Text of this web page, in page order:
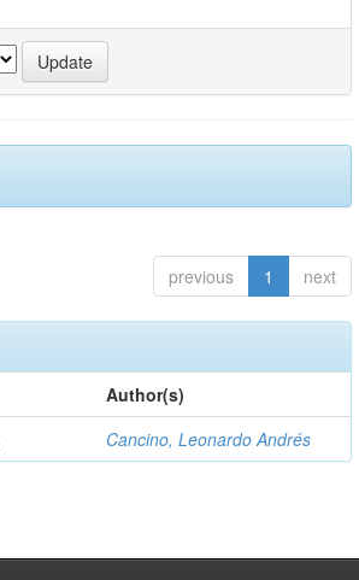
previous 1 next
Author(s)
Cancino, Leonardo Andrés